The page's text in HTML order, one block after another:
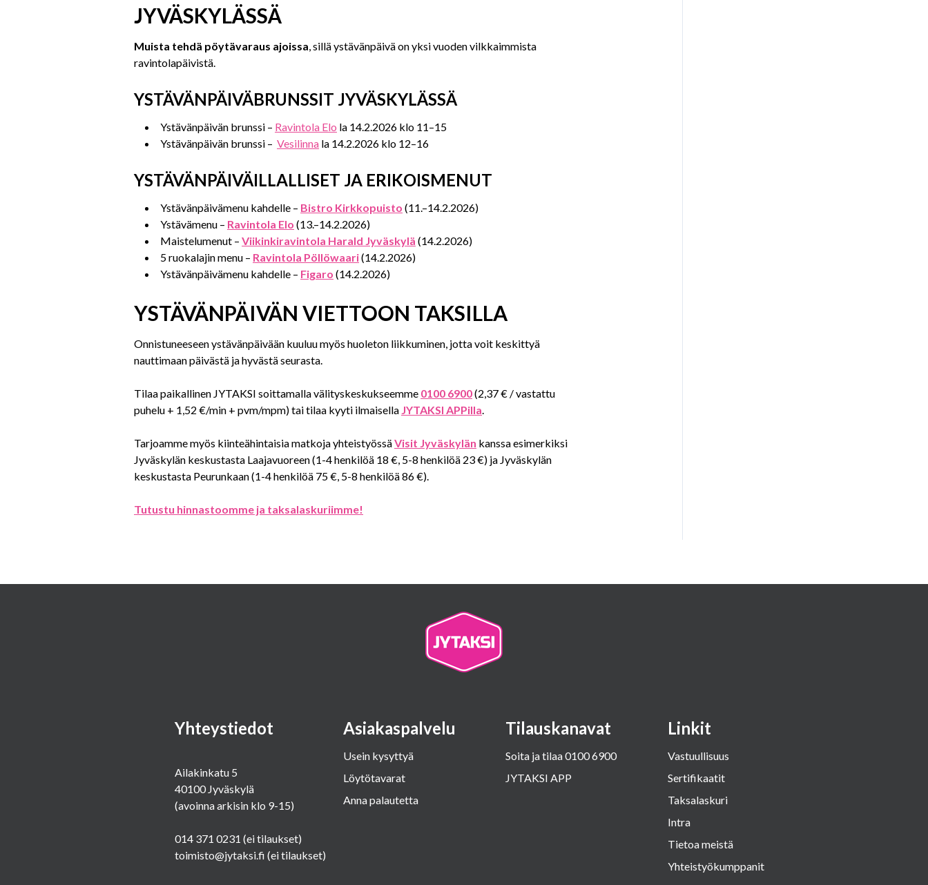
JYVÄSKYLÄSSÄ
Muista tehdä pöytävaraus ajoissa, sillä ystävänpäivä on yksi vuoden vilkkaimmista
ravintolapäivistä.
YSTÄVÄNPÄIVÄBRUNSSIT JYVÄSKYLÄSSÄ
Ystävänpäivän brunssi – Ravintola Elo la 14.2.2026 klo 11–15
Ystävänpäivän brunssi – Vesilinna la 14.2.2026 klo 12–16
YSTÄVÄNPÄIVÄILLALLISET JA ERIKOISMENUT
Ystävänpäivämenu kahdelle – Bistro Kirkkopuisto (11.–14.2.2026)
Ystävämenu – Ravintola Elo (13.–14.2.2026)
Maistelumenut – Viikinkiravintola Harald Jyväskylä (14.2.2026)
5 ruokalajin menu – Ravintola Pöllöwaari(14.2.2026)
Ystävänpäivämenu kahdelle – Figaro (14.2.2026)
YSTÄVÄNPÄIVÄN VIETTOON TAKSILLA
Onnistuneeseen ystävänpäivään kuuluu myös huoleton liikkuminen, jotta voit keskittyä
nauttimaan päivästä ja hyvästä seurasta.
Tilaa paikallinen JYTAKSI soittamalla välityskeskukseemme 0100 6900(2,37 € / vastattu
puhelu + 1,52 €/min + pvm/mpm) tai tilaa kyyti ilmaisella JYTAKSI APPilla.
Tarjoamme myös kiinteähintaisia matkoja yhteistyössäVisit Jyväskylän kanssa esimerkiksi
Jyväskylän keskustasta Laajavuoreen (1-4 henkilöä 18 €, 5-8 henkilöä 23 €) ja Jyväskylän
keskustasta Peurunkaan (1-4 henkilöä 75 €, 5-8 henkilöä 86 €).
Tutustu hinnastoomme ja taksalaskuriimme!
Yhteystiedot
Ailakinkatu 5
40100 Jyväskylä
(avoinna arkisin klo 9-15)
014 371 0231 (ei tilaukset)
toimisto@jytaksi.fi (ei tilaukset)
Asiakaspalvelu
Usein kysyttyä
Löytötavarat
Anna palautetta
Tilauskanavat
Soita ja tilaa0100 6900
JYTAKSI APP
Linkit
Vastuullisuus
Sertifikaatit
Taksalaskuri
Intra
Tietoa meistä
Yhteistyökumppanit